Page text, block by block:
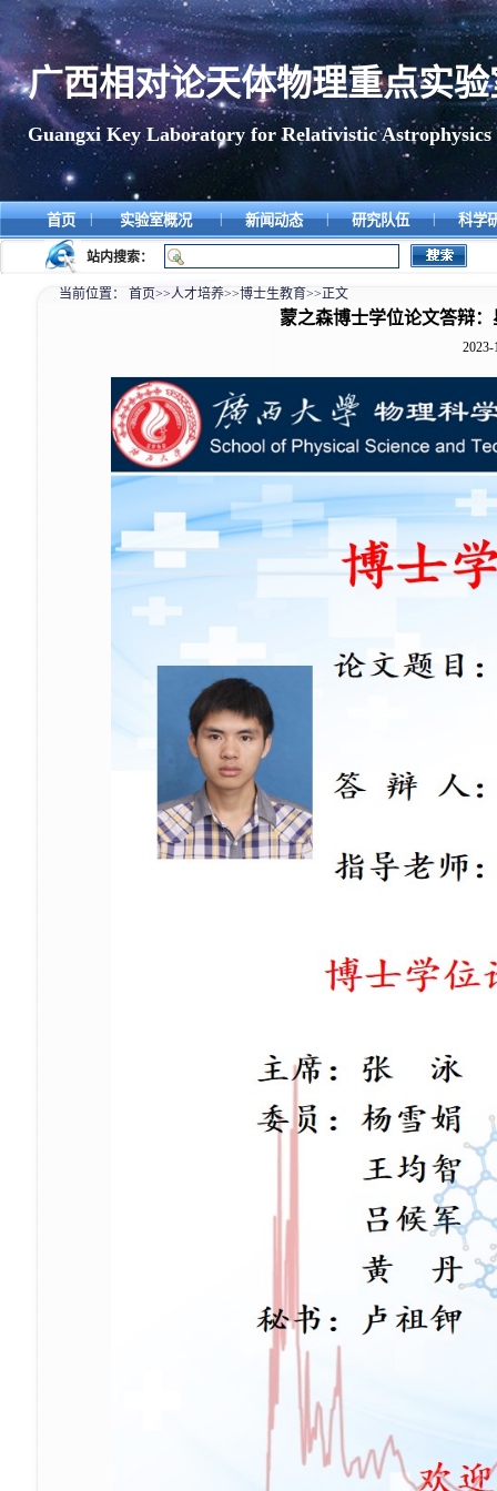
广西相对论天体物理重点实验
Guangxi Key Laboratory for Relativistic Astrophysics
首页 | 实验室概况 | 新闻动态 | 研究队伍 | 科学
站内搜索：
当前位置： 首页>>人才培养>>博士生教育>>正文
蒙之森博士学位论文答辩
2023-